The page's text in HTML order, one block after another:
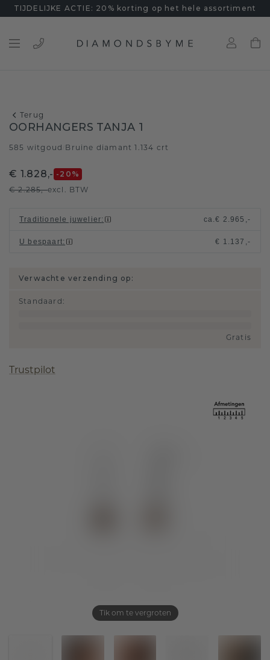
TIJDELIJKE ACTIE: 20% korting op het hele assortiment
Terug
Tik om te vergroten
OORHANGERS TANJA 1
585 witgoud Bruine diamant 1.134 crt
€ 1.828,- -20 %
€ 2.285,-excl. BTW
Traditionele juwelier: ca.€ 2.965,-
U bespaart: € 1.137,-
Verwachte verzending op:
Standaard :
Gratis
Trustpilot